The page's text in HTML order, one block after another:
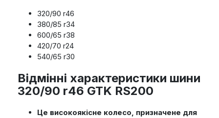
320/90 r46
380/85 r34
600/65 r38
420/70 r24
540/65 r30
Відмінні характеристики шини
320/90 r46 GTK RS200
Це високоякісне колесо, призначене для